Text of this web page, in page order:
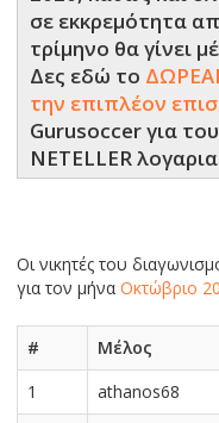
σε εκκρεμότητα
τρίμηνο θα γίνει
Δες εδώ το
την επιπλέον
Gurusoccer για
NETELLER
Οι νικητές του
για τον μήνα Οκτώβριο
# Μέλος
1
athanos68